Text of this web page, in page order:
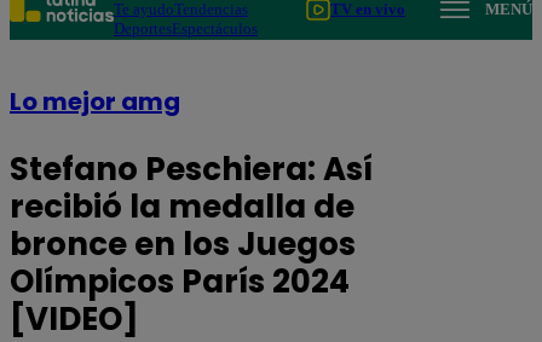
Te ayudoTendencias
DeportesEspectáculos
TV en vivo MENÚ
Lo mejor amg
Stefano Peschiera: Así
recibió la medalla de
bronce en los Juegos
Olímpicos París 2024
[VIDEO]